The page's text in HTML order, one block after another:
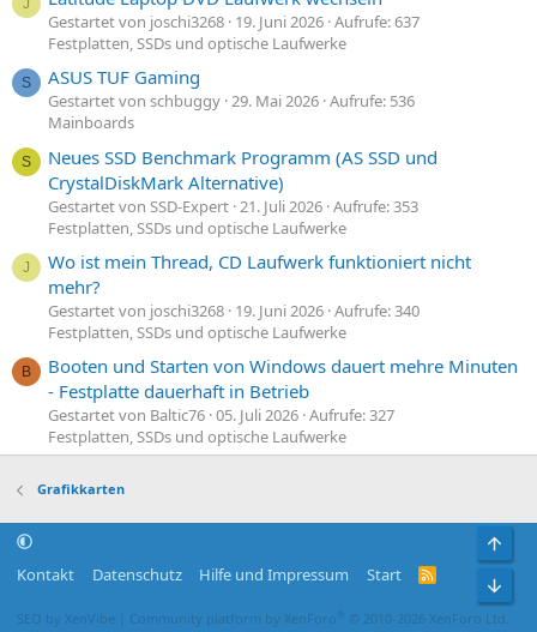
Gestartet von joschi3268 19. Juni 2026 Aufrufe: 637
Festplatten, SSDs und optische Laufwerke
S ASUS TUF Gaming
Gestartet von schbuggy 29. Mai 2026 Aufrufe: 536
Mainboards
S
Neues SSD Benchmark Programm (AS SSD und
CrystalDiskMark Alternative)
Gestartet von SSD-Expert 21. Juli 2026 Aufrufe: 353
Festplatten, SSDs und optische Laufwerke
J
Wo ist mein Thread, CD Laufwerk funktioniert nicht
mehr?
Gestartet von joschi3268 19. Juni 2026 Aufrufe: 340
Festplatten, SSDs und optische Laufwerke
B
Booten und Starten von Windows dauert mehre Minuten
- Festplatte dauerhaft in Betrieb
Gestartet von Baltic76 05. Juli 2026 Aufrufe: 327
Festplatten, SSDs und optische Laufwerke
Grafikkarten
Kontakt Datenschutz Hilfe und Impressum Start
R
SEO by XenVibe Community platform by XenForo ® © 2010-2026 XenForo Ltd.